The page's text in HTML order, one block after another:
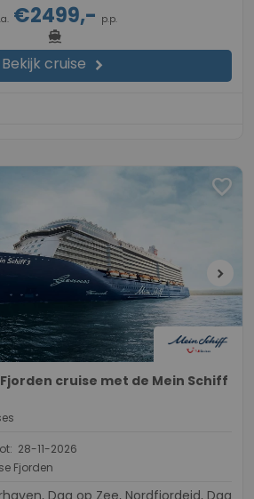
€2499,- p.p.
directions_boat
Bekijk cruise chevron_right
favorite
chevron_right
cruise met de Mein Schiff
28-11-2026
Fjorden